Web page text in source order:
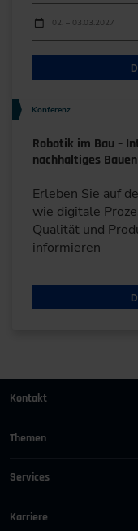
Durchführungen
Veranstaltungsdatum
02. – 03.03.2027
Konferenz
Robotik im Bau –
nachhaltiges Bauen
Erleben Sie auf
wie digitale
Qualität und
informieren
Kontakt
+49 (0)2116214-201
+49 (0)2116214-154
wissensforum
Themen
Bauen und Gebäude
Services
Karriere